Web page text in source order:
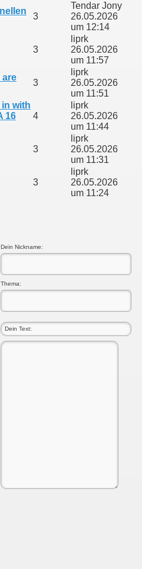
3
Tendar Jony
26.05.2026
um 12:14
3
liprk
26.05.2026
um 11:57
are
3
liprk
26.05.2026
um 11:51
with
16
4
liprk
26.05.2026
um 11:44
3
liprk
26.05.2026
um 11:31
3
liprk
26.05.2026
um 11:24
Dein Nickname:
Thema: